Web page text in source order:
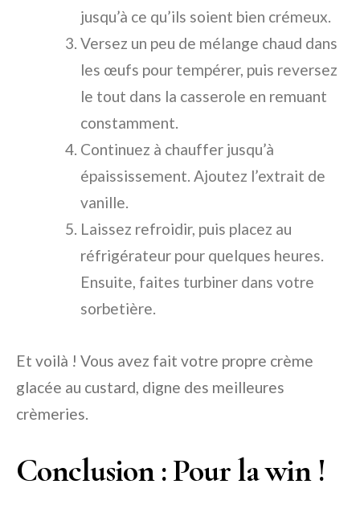
jusqu’à ce qu’ils soient bien crémeux.
Versez un peu de mélange chaud dans
les œufs pour tempérer, puis reversez
le tout dans la casserole en remuant
constamment.
Continuez à chauffer jusqu’à
épaississement. Ajoutez l’extrait de
vanille.
Laissez refroidir, puis placez au
réfrigérateur pour quelques heures.
Ensuite, faites turbiner dans votre
sorbetière.
Et voilà ! Vous avez fait votre propre crème
glacée au custard, digne des meilleures
crèmeries.
Conclusion : Pour la win !